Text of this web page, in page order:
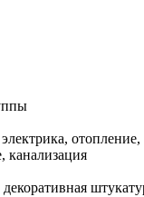
канализация